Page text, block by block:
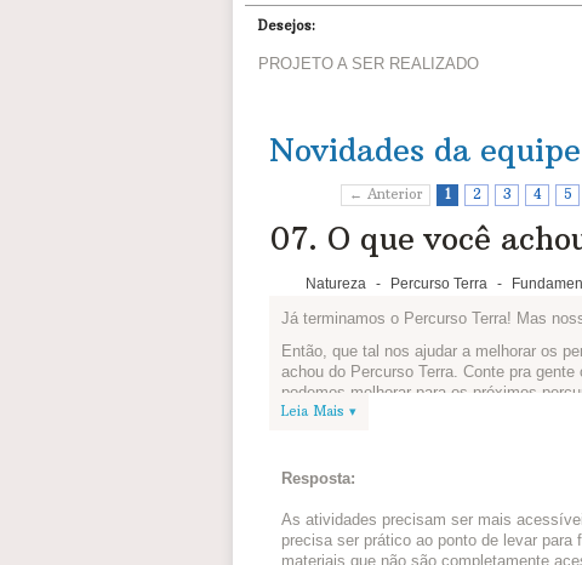
Desejos:
PROJETO A SER REALIZADO
Novidades da equipe
← Anterior 1 2 3 4 5
07. O que você
Natureza - Percurso Terra -
Já terminamos o Percurso Terra! Mas
Então, que tal nos ajudar a melhorar os
achou do Percurso Terra. Conte pra
podemos melhorar para os próximos
Leia Mais ▾
Resposta:
As atividades precisam ser mais
precisa ser prático ao ponto de levar
materiais que não são completamente